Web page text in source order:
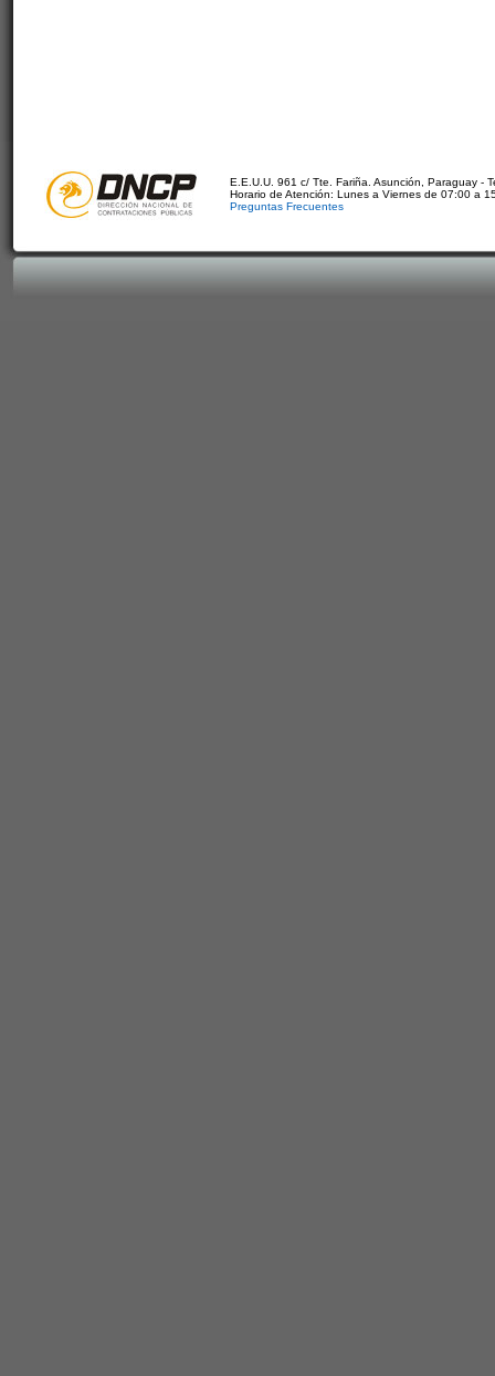
E.E.U.U. 961 c/ Tte. Fariña. Asunción, Paraguay -
Horario de Atención: Lunes a Viernes de 07:00 a
Preguntas Frecuentes